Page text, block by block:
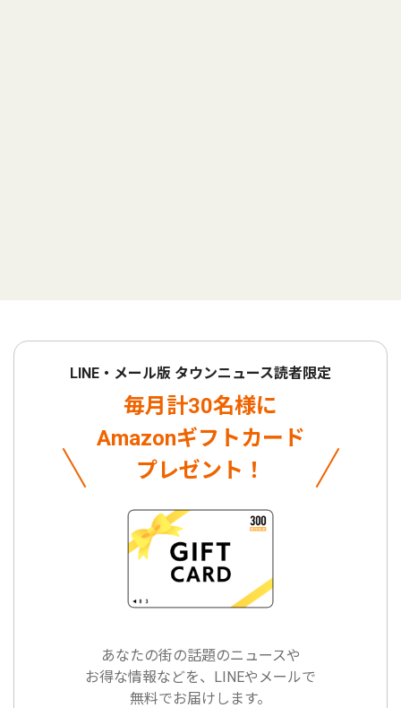
LINE・メール版 タウンニュース読者限定
毎月計30名様に
Amazonギフトカード
プレゼント！
あなたの街の話題のニュースや
お得な情報などを、LINEやメールで
無料でお届けします。